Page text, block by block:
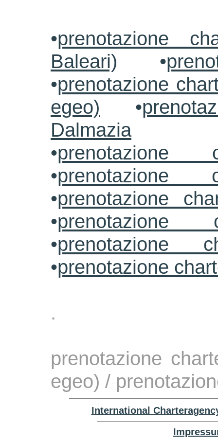
•prenotazione
Baleari) •
•prenotazione
egeo) •
Dalmazia
•prenotazione
•prenotazione
•prenotazione
•prenotazione
•prenotazione
•prenotazione
.
prenotazione
egeo) /
International